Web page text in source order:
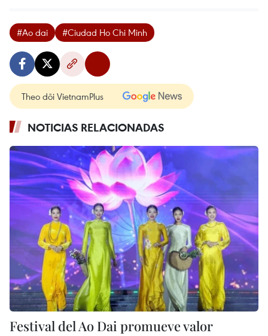
#Ao dai #Ciudad Ho Chi Minh
Theo dõi VietnamPlus
NOTICIAS RELACIONADAS
Festival del Ao Dai promueve valor